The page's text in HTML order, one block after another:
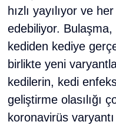
hızlı yayılıyor ve
edebiliyor.
kediden kediye
birlikte yeni
kedilerin, kedi
geliştirme olasılığı
koronavirüs